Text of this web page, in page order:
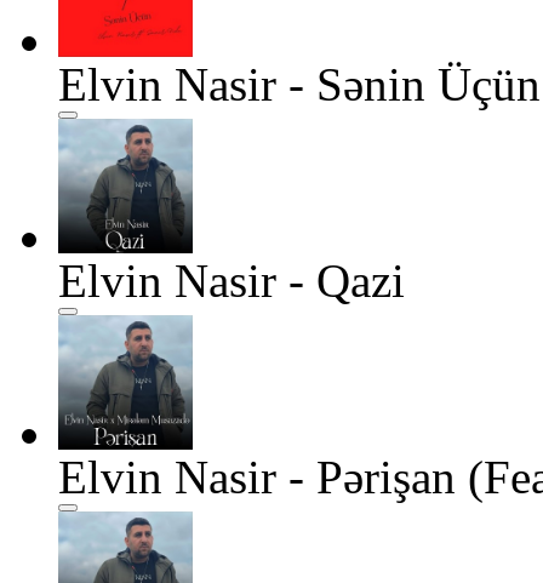
Elvin Nasir - Sənin
Elvin Nasir - Qazi
Elvin Nasir - Pərişan